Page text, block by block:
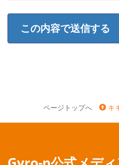
ページトップへ キ